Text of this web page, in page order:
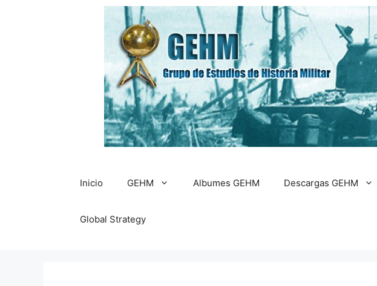
Inicio GEHM Albumes GEHM Descargas GEHM
Global Strategy